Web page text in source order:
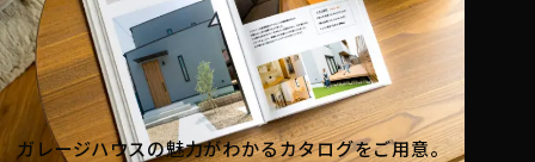
ガレージハウスの魅力がわかるカタログをご用意。